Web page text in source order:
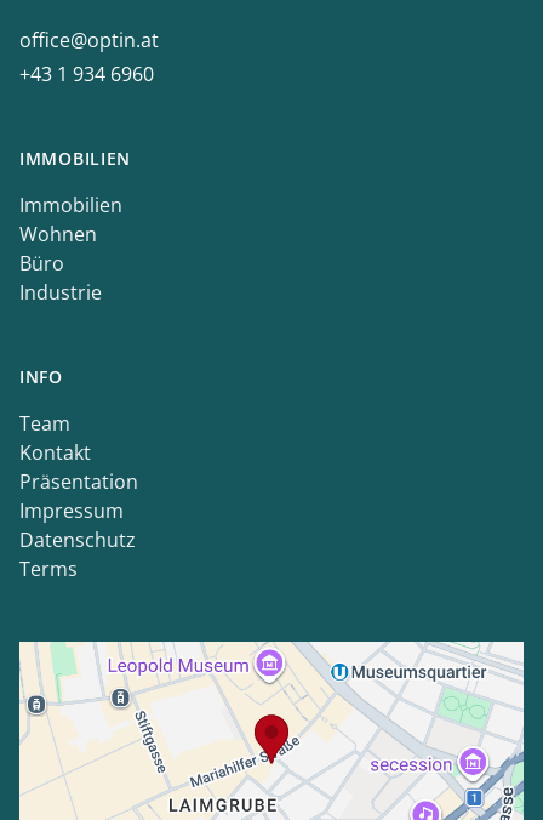
office@optin.at
+43 1 934 6960
IMMOBILIEN
Immobilien
Wohnen
Büro
Industrie
INFO
Team
Kontakt
Präsentation
Impressum
Datenschutz
Terms